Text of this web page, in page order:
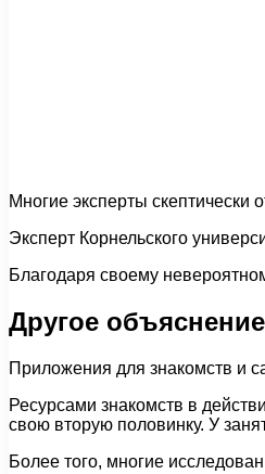
Многие эксперты скептически
Эксперт Корнельского
Благодаря своему
Другое объяснение
Приложения для знакомств и
Ресурсами знакомств в
свою вторую половинку. У
Более того, многие